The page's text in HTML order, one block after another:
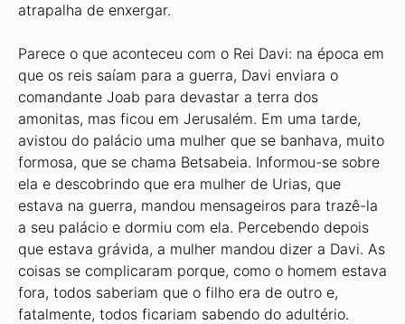
atrapalha de enxergar.
Parece o que aconteceu com o Rei Davi: na época em
que os reis saíam para a guerra, Davi enviara o
comandante Joab para devastar a terra dos
amonitas, mas ficou em Jerusalém. Em uma tarde,
avistou do palácio uma mulher que se banhava, muito
formosa, que se chama Betsabeia. Informou-se sobre
ela e descobrindo que era mulher de Urias, que
estava na guerra, mandou mensageiros para trazê-la
a seu palácio e dormiu com ela. Percebendo depois
que estava grávida, a mulher mandou dizer a Davi. As
coisas se complicaram porque, como o homem estava
fora, todos saberiam que o filho era de outro e,
fatalmente, todos ficariam sabendo do adultério.